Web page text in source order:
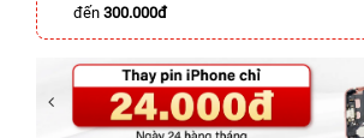
đến 300.000đ